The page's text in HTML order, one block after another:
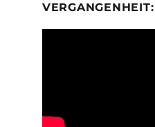
ERGANGENHEIT: